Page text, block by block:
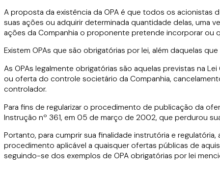
A proposta da existência da OPA é que todos os acionistas
suas ações ou adquirir determinada quantidade delas, uma
ações da Companhia o proponente pretende incorporar ou
Existem OPAs que são obrigatórias por lei, além daquelas
As OPAs legalmente obrigatórias são aquelas previstas na
ou oferta do controle societário da Companhia,
controlador.
Para fins de regularizar o procedimento de publicação da
Instrução nº 361, em 05 de março de 2002, que perdurou
Portanto, para cumprir sua finalidade instrutória e
procedimento aplicável a quaisquer ofertas públicas de
seguindo-se dos exemplos de OPA obrigatórias por lei